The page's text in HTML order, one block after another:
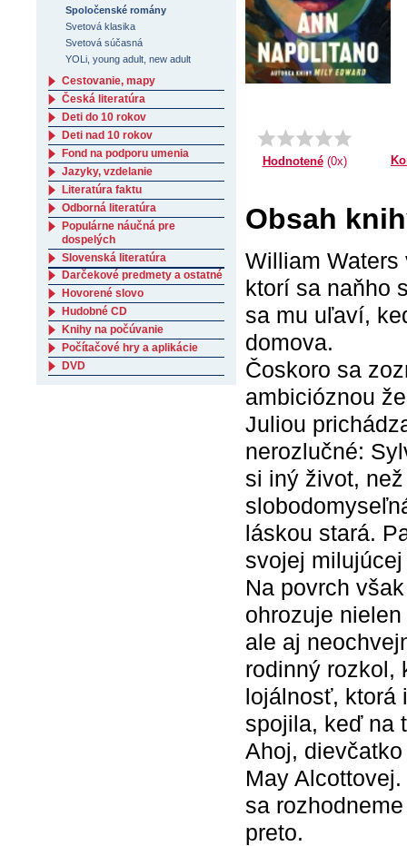
Hodnotené(0x)
Obsah
William Waters
ktorí sa naňho
sa mu uľaví,
domova.
Čoskoro sa
ambicióznou
Juliou
nerozlučné:
si iný život,
láskou stará.
svojej
Na povrch
ohrozuje
ale aj
rodinný rozkol,
lojálnosť, ktorá
spojila, keď na
Ahoj,
May
sa
preto.
Spoločenské romány
Svetová klasika
Svetová súčasná
YOLi, young adult, new adult
Cestovanie, mapy
Česká literatúra
Deti do 10 rokov
Deti nad 10 rokov
Fond na podporu umenia
Jazyky, vzdelanie
Literatúra faktu
Odborná literatúra
Populárne náučná pre
dospelých
Slovenská literatúra
Darčekové predmety a ostatné
Hovorené slovo
Hudobné CD
Knihy na počúvanie
Počítačové hry a aplikácie
DVD